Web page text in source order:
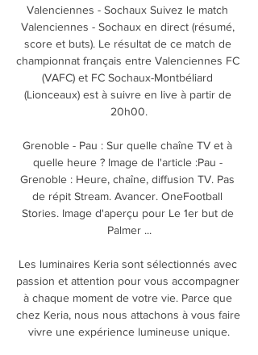
Valenciennes - Sochaux Suivez le match
Valenciennes - Sochaux en direct (résumé,
score et buts). Le résultat de ce match de
championnat français entre Valenciennes FC
(VAFC) et FC Sochaux-Montbéliard
(Lionceaux) est à suivre en live à partir de
20h00.
Grenoble - Pau : Sur quelle chaîne TV et à
quelle heure ? Image de l'article :Pau -
Grenoble : Heure, chaîne, diffusion TV. Pas
de répit Stream. Avancer. OneFootball
Stories. Image d'aperçu pour Le 1er but de
Palmer ...
Les luminaires Keria sont sélectionnés avec
passion et attention pour vous accompagner
à chaque moment de votre vie. Parce que
chez Keria, nous nous attachons à vous faire
vivre une expérience lumineuse unique.